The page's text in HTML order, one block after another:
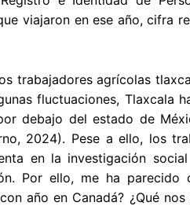
viajaron en ese año, cifra
trabajadores agrícolas
fluctuaciones, Tlaxcala
debajo del estado de
2024). Pese a ello, los
en la investigación
Por ello, me ha parecido
año en Canadá? ¿Qué